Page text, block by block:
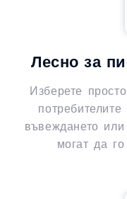
Лесно за
Изберете
въвеждането
могат да